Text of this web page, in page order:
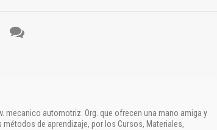
mecanico automotriz. Org. que ofrecen una mano amiga y
de aprendizaje, por los Cursos, Materiales,